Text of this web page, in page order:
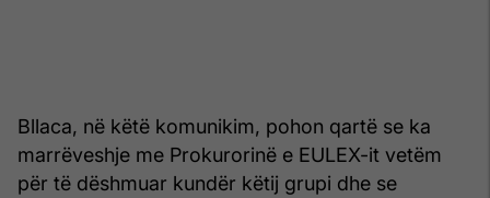
Bllaca, në këtë komunikim, pohon qartë se ka
marrëveshje me Prokurorinë e EULEX-it vetëm
për të dëshmuar kundër këtij grupi dhe se